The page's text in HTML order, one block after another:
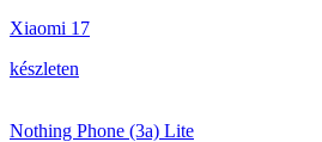
Xiaomi 17
készleten
Nothing Phone (3a) Lite